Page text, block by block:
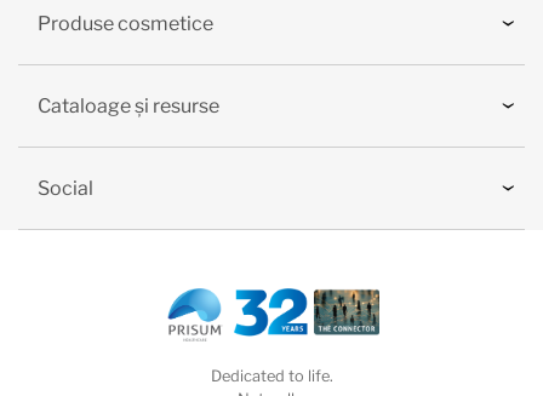
Produse cosmetice
Cataloage și resurse
Social
Dedicated to life.